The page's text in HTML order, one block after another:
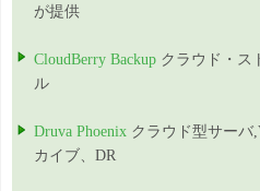
が提供
CloudBerry Backup クラウド・ス
ル
Druva Phoenix クラウド型サーバ
カイブ、DR